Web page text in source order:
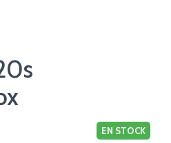
EN STOCK